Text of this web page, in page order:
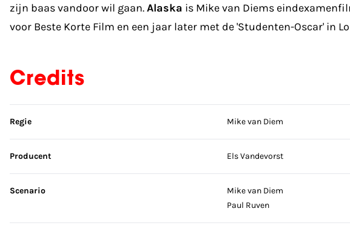
zijn baas vandoor wil gaan.Alaska is Mike van Diems
voor Beste Korte Film en een jaar later met de 'Studenten-Oscar' in
Credits
Sla credits over
Regie Mike van Diem
Producent Els Vandevorst
Scenario
Mike van Diem
Paul Ruven